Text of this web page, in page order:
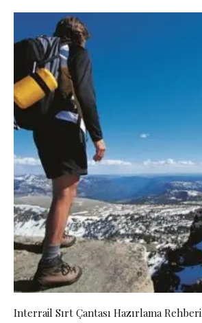
Interrail Sırt Çantası Hazırlama Rehberi